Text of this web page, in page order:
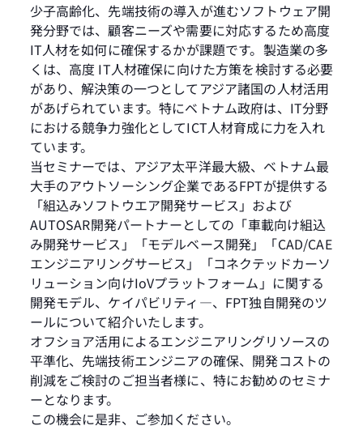
少子高齢化、先端技術の導入が進むソフトウェア開
発分野では、顧客ニーズや需要に対応するため高度
IT人材を如何に確保するかが課題です。製造業の多
くは、高度 IT人材確保に向けた方策を検討する必要
があり、解決策の一つとしてアジア諸国の人材活用
があげられています。特にベトナム政府は、IT分野
における競争力強化としてICT人材育成に力を入れ
ています。
当セミナーでは、アジア太平洋最大級、ベトナム最
大手のアウトソーシング企業であるFPTが提供する
「組込みソフトウエア開発サービス」および
AUTOSAR開発パートナーとしての「車載向け組込
み開発サービス」「モデルベース開発」「CAD/CAE
エンジニアリングサービス」「コネクテッドカーソ
リューション向けIoVプラットフォーム」に関する
開発モデル、ケイパビリティ―、FPT独自開発のツ
ールについて紹介いたします。
オフショア活用によるエンジニアリングリソースの
平準化、先端技術エンジニアの確保、開発コストの
削減をご検討のご担当者様に、特にお勧めのセミナ
ーとなります。
この機会に是非、ご参加ください。